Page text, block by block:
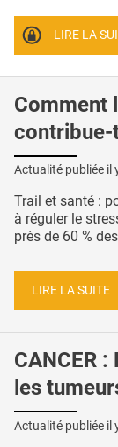
LIRE LA
Comment
contribue-
Actualité publiée il
Trail et santé :
à réguler le
près de 60 %
LIRE LA SUITE
CANCER
les
Actualité publiée il